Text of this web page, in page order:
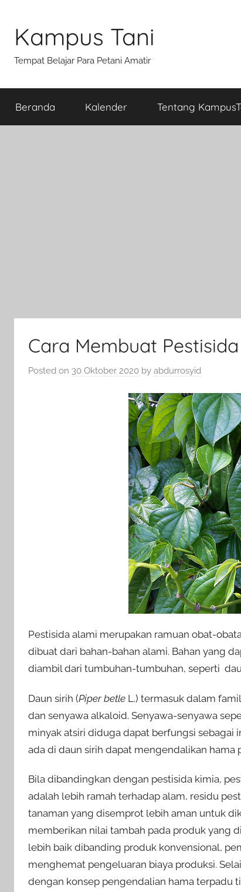
content
Kampus Tani
Tempat Belajar Para Petani Amatir
Beranda Kalender Tentang
Cara Membuat
Posted on 30 Oktober 2020 by abdurrosyid
Pestisida alami merupakan ramuan obat-
dibuat dari bahan-bahan alami. Bahan yang
diambil dari tumbuhan-tumbuhan, seperti
Daun sirih (Piper betle L.) termasuk dalam
dan senyawa alkaloid. Senyawa-senyawa
minyak atsiri diduga dapat berfungsi sebagai
ada di daun sirih dapat mengendalikan hama
Bila dibandingkan dengan pestisida kimia,
adalah lebih ramah terhadap alam, residu
tanaman yang disemprot lebih aman untuk
memberikan nilai tambah pada produk yang
lebih baik dibanding produk konvensional,
menghemat pengeluaran biaya produksi.
dengan konsep pengendalian hama terpadu